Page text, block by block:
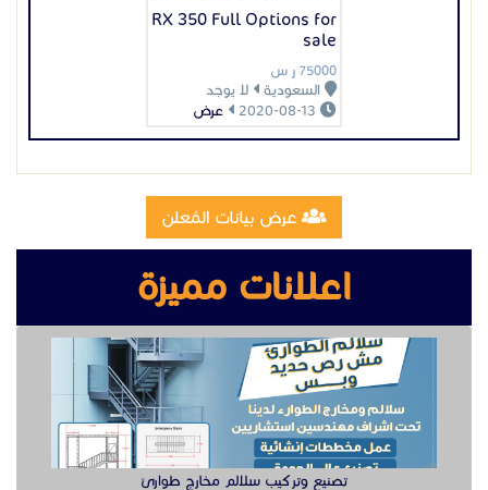
تصنيع وتركيب سلالم مخارج طوارئ
تصنيع مقطوره قلص الشرقية
وظيفة دهان سيارت للعمل في الخبر